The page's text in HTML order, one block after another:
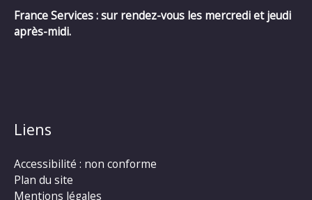
France Services : sur rendez-vous les mercredi et jeudi
après-midi.
Liens
Accessibilité : non conforme
Plan du site
Mentions légales